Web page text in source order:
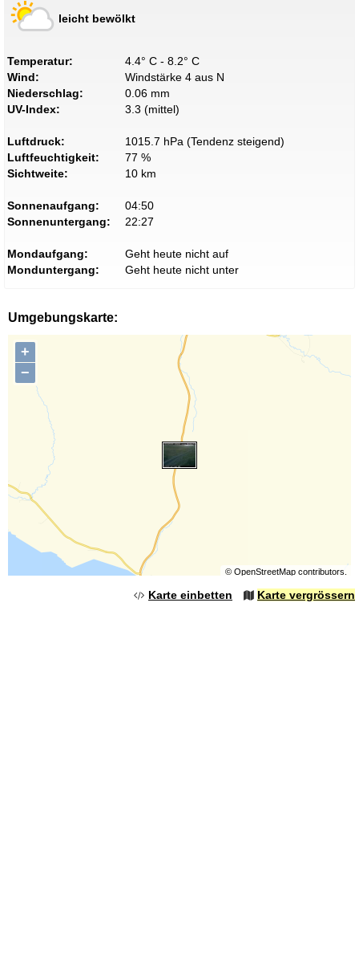
leicht bewölkt
Temperatur:
4.4° C - 8.2° C
Wind:
Windstärke 4 aus N
Niederschlag:
0.06 mm
UV-Index:
3.3 (mittel)
Luftdruck:
1015.7 hPa (Tendenz steigend)
Luftfeuchtigkeit:
77 %
Sichtweite:
10 km
Sonnenaufgang:
04:50
Sonnenuntergang:
22:27
Mondaufgang:
Geht heute nicht auf
Monduntergang:
Geht heute nicht unter
Umgebungskarte:
+
−
© OpenStreetMapcontributors.
Karte einbetten Karte vergrössern